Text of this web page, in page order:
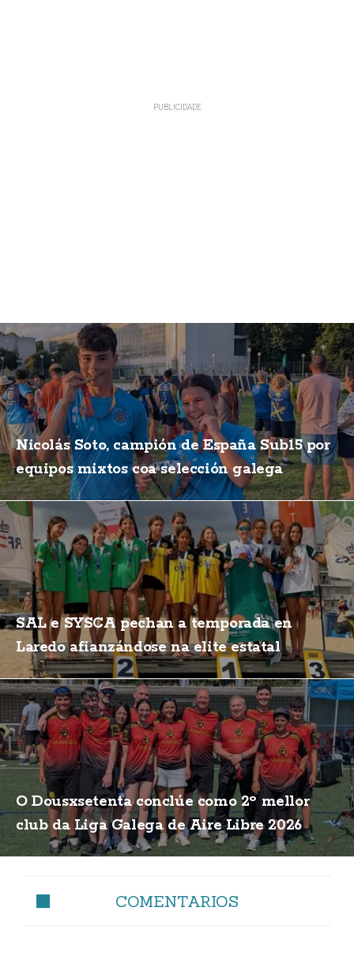
Nicolás Soto, campión de España Sub15 por
equipos mixtos coa selección galega
SAL e SYSCA pechan a temporada en
Laredo afianzándose na elite estatal
O Dousxsetenta conclúe como 2º mellor
club da Liga Galega de Aire Libre 2026
COMENTARIOS